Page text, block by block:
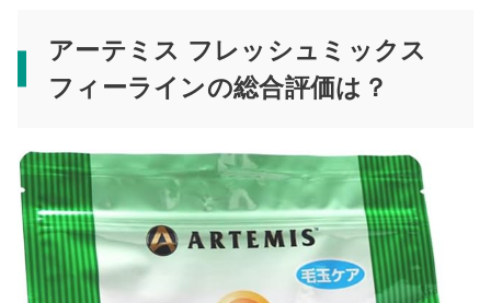
アーテミス フレッシュミックス
フィーラインの総合評価は？